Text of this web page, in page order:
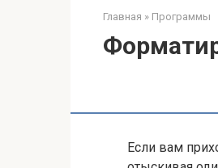
Главная » Программы
Если вам